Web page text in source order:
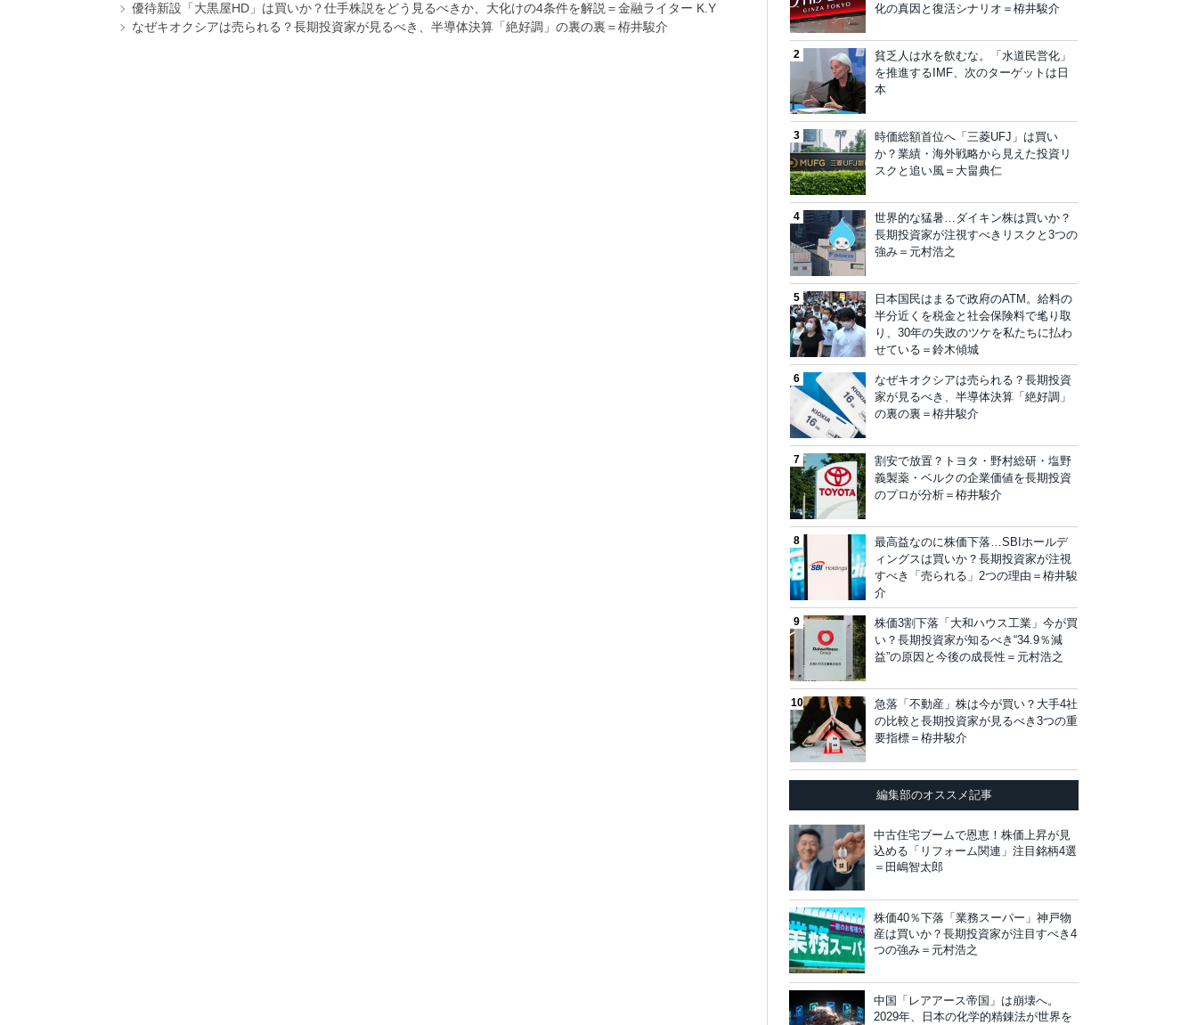
優待新設「大黒屋HD」は買いか？仕手株説をどう見るべきか、大化けの4条件を解説＝金融ライター K.Y
なぜキオクシアは売られる？長期投資家が見るべき、半導体決算「絶好調」の裏の裏＝栫井駿介
化の真因と復活シナリオ＝栫井駿介
貧乏人は水を飲むな。「水道民営化」
を推進するIMF、次のターゲットは日
本
時価総額首位へ「三菱UFJ」は買い
か？業績・海外戦略から見えた投資リ
スクと追い風＝大畠典仁
世界的な猛暑…ダイキン株は買いか？
長期投資家が注視すべきリスクと3つの
強み＝元村浩之
日本国民はまるで政府のATM。給料の
半分近くを税金と社会保険料で毟り取
り、30年の失政のツケを私たちに払わ
せている＝鈴木傾城
なぜキオクシアは売られる？長期投資
家が見るべき、半導体決算「絶好調」
の裏の裏＝栫井駿介
割安で放置？トヨタ・野村総研・塩野
義製薬・ベルクの企業価値を長期投資
のプロが分析＝栫井駿介
最高益なのに株価下落…SBIホールデ
ィングスは買いか？長期投資家が注視
すべき「売られる」2つの理由＝栫井駿
介
株価3割下落「大和ハウス工業」今が買
い？長期投資家が知るべき“34.9％減
益”の原因と今後の成長性＝元村浩之
急落「不動産」株は今が買い？大手4社
の比較と長期投資家が見るべき3つの重
要指標＝栫井駿介
編集部のオススメ記事
中古住宅ブームで恩恵！株価上昇が見
込める「リフォーム関連」注目銘柄4選
＝田嶋智太郎
株価40％下落「業務スーパー」神戸物
産は買いか？長期投資家が注目すべき4
つの強み＝元村浩之
中国「レアアース帝国」は崩壊へ。
2029年、日本の化学的精錬法が世界を